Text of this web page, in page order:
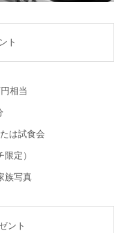
ト
相当
は試食会
定）
族写真
ント